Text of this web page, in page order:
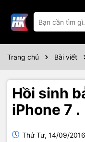
Trang chủ Bài viết
Hồi sinh
iPhone 7 .
Thứ Tư, 14/09/2016